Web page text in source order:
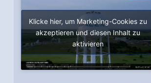
Klicke hier, um Marketing-Cookies zu
akzeptieren und diesen Inhalt zu
aktivieren